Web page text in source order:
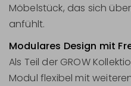
Möbelstück, das sich
anfühlt.
Modulares Design mit
Als Teil der GROW
Modul flexibel mit